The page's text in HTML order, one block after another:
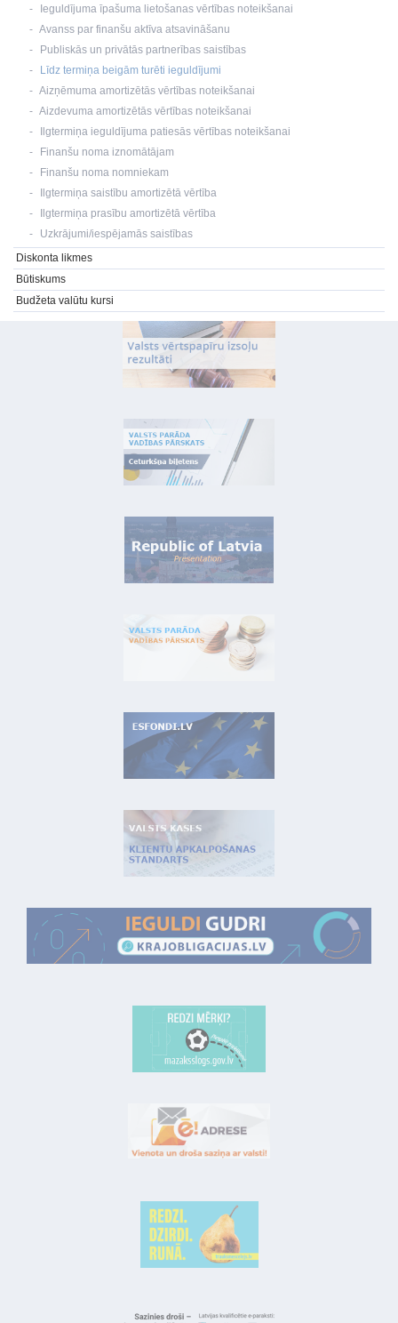
Ieguldījuma īpašuma lietošanas vērtības noteikšanai
Avanss par finanšu aktīva atsavināšanu
Publiskās un privātās partnerības saistības
Līdz termiņa beigām turēti ieguldījumi
Aizņēmuma amortizētās vērtības noteikšanai
Aizdevuma amortizētās vērtības noteikšanai
Ilgtermiņa ieguldījuma patiesās vērtības noteikšanai
Finanšu noma iznomātājam
Finanšu noma nomniekam
Ilgtermiņa saistību amortizētā vērtība
Ilgtermiņa prasību amortizētā vērtība
Uzkrājumi/iespējamās saistības
Diskonta likmes
Būtiskums
Budžeta valūtu kursi